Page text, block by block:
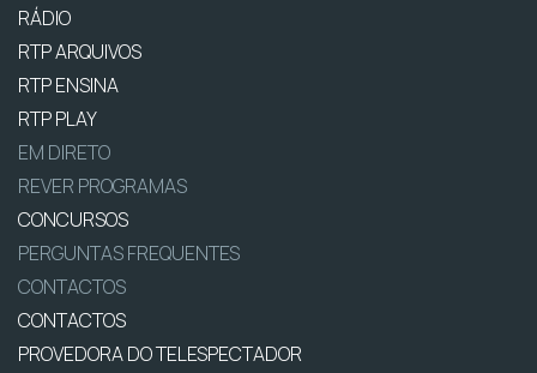
RÁDIO
RTP ARQUIVOS
RTP ENSINA
RTP PLAY
EM DIRETO
REVER PROGRAMAS
CONCURSOS
PERGUNTAS FREQUENTES
CONTACTOS
CONTACTOS
PROVEDORA DO TELESPECTADOR